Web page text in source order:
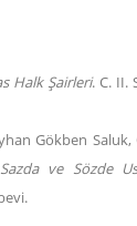
Halk Şairleri. C. II.
Gökben
ve Sözde